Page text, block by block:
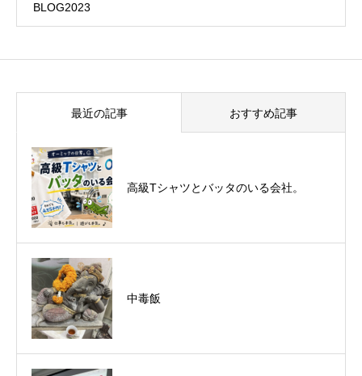
BLOG2023
最近の記事 おすすめ記事
高級Tシャツとバッタのいる会社。
中毒飯
た！（秋保温泉）
オーミック2022年4月入社式